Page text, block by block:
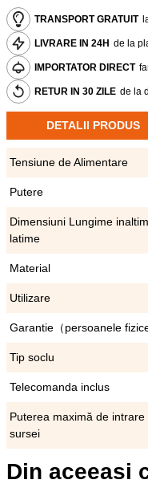
TRANSPORT GRATUIT
LIVRARE IN 24H de la
IMPORTATOR DIRECT
RETUR IN 30 ZILE de la
DETALII PRODUS
Tensiune de Alimentare
Putere
Dimensiuni Lungime
latime
Material
Utilizare
Garantie（persoanele fizice
Tip soclu
Telecomanda inclus
Puterea maximă de intrare
sursei
Din aceeasi